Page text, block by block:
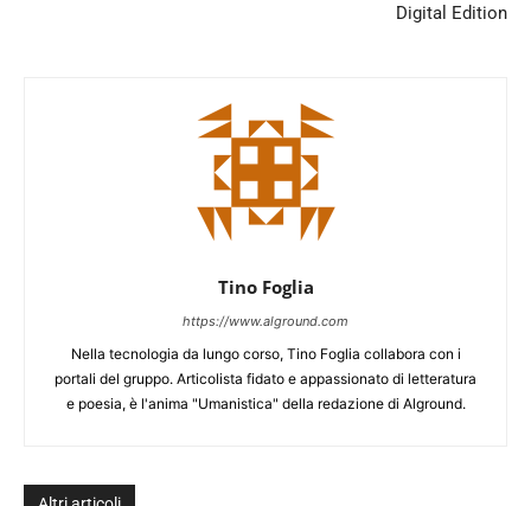
Digital Edition
Tino Foglia
https://www.alground.com
Nella tecnologia da lungo corso, Tino Foglia collabora con i
portali del gruppo. Articolista fidato e appassionato di letteratura
e poesia, è l'anima "Umanistica" della redazione di Alground.